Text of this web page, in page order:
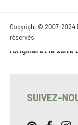
Copyright © 2007-2024
réservés.
touche poétique à
luminaires… la
l’original et la suite
SUIVEZ-